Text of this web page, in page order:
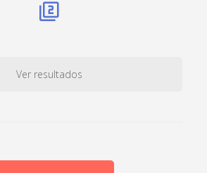
Ver resultados